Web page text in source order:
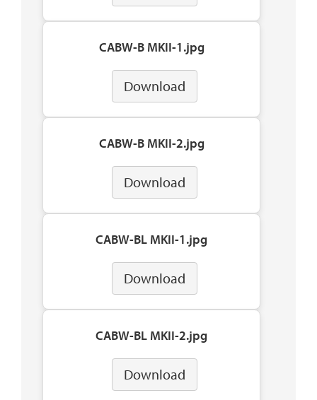
CABW-B MKII-1.jpg
Download
CABW-B MKII-2.jpg
Download
CABW-BL MKII-1.jpg
Download
CABW-BL MKII-2.jpg
Download